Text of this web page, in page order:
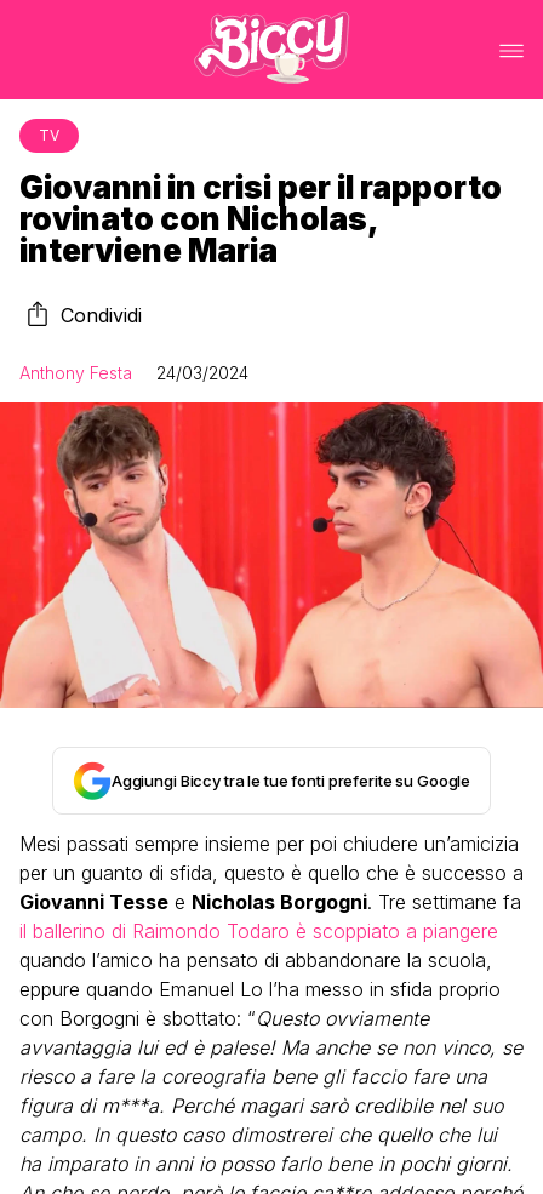
TV
Giovanni in crisi per il rapporto
rovinato con Nicholas,
interviene Maria
Condividi
Anthony Festa 24/03/2024
Aggiungi Biccy tra le tue fonti preferite su Google
Mesi passati sempre insieme per poi chiudere un’amicizia
per un guanto di sfida, questo è quello che è successo a
Giovanni Tesse e Nicholas Borgogni. Tre settimane fa
il ballerino di Raimondo Todaro è scoppiato a piangere
quando l’amico ha pensato di abbandonare la scuola,
eppure quando Emanuel Lo l’ha messo in sfida proprio
con Borgogni è sbottato: “Questo ovviamente
avvantaggia lui ed è palese! Ma anche se non vinco, se
riesco a fare la coreografia bene gli faccio fare una
figura di m***a. Perché magari sarò credibile nel suo
campo. In questo caso dimostrerei che quello che lui
ha imparato in anni io posso farlo bene in pochi giorni.